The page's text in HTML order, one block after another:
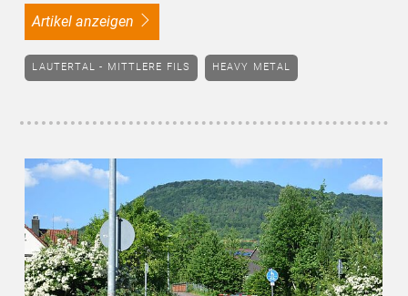
Artikel anzeigen
LAUTERTAL - MITTLERE FILS HEAVY METAL